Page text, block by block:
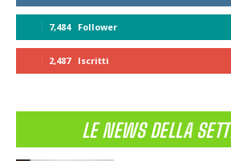
7,484 Follower
2,487 Iscritti
LE NEWS DELLA